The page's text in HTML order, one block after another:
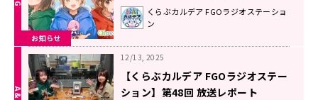
お知らせ
くらぶカルデア FGOラジオステーショ
ン
12/13, 2025
【くらぶカルデア FGOラジオステー
ション】第48回 放送レポート